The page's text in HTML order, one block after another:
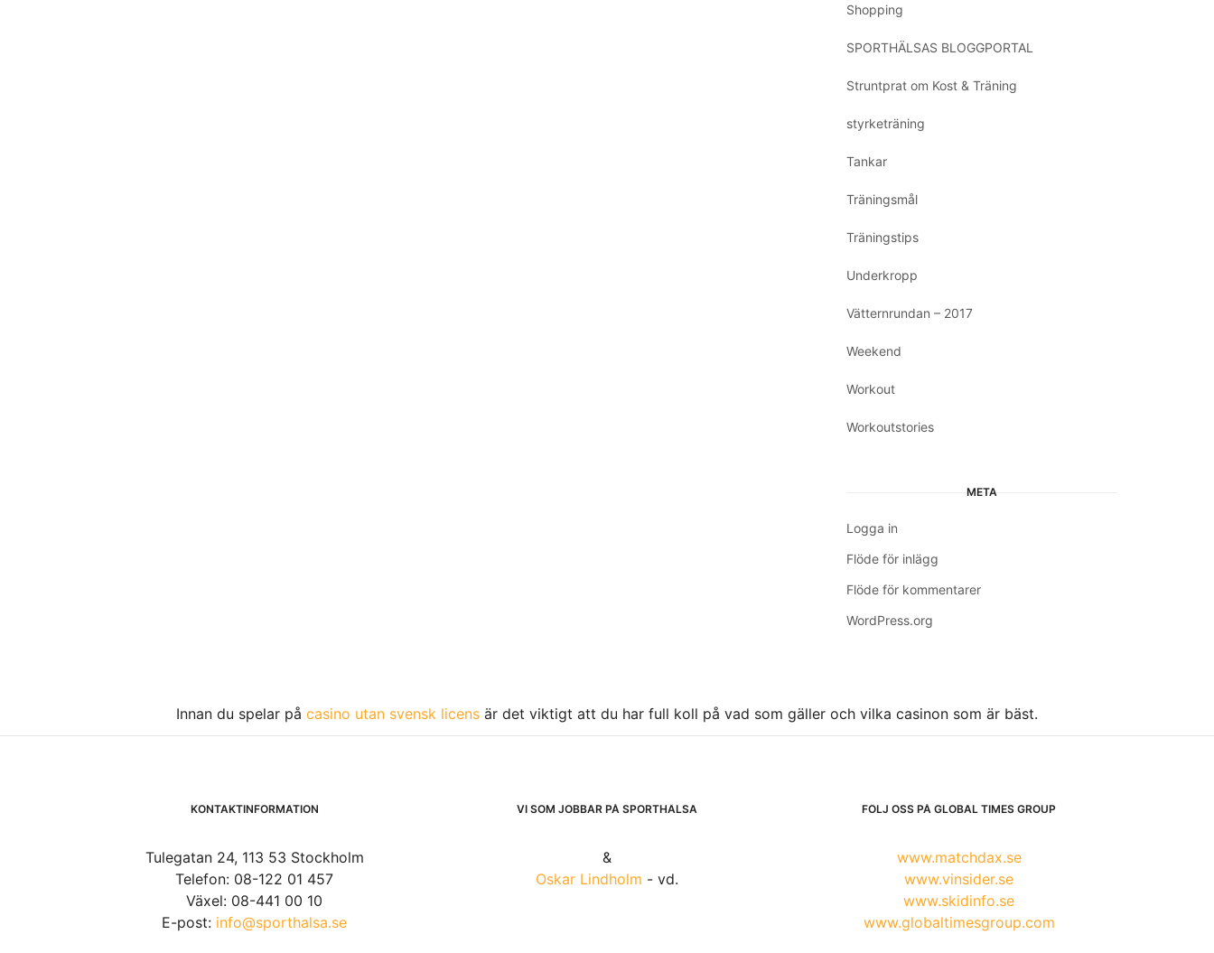
Shopping
SPORTHÄLSAS BLOGGPORTAL
Struntprat om Kost & Träning
styrketräning
Tankar
Träningsmål
Träningstips
Underkropp
Vätternrundan – 2017
Weekend
Workout
Workoutstories
META
Logga in
Flöde för inlägg
Flöde för kommentarer
WordPress.org
Innan du spelar på casino utan svensk licens är det viktigt att du har full koll på vad som gäller och vilka casinon som är bäst.
KONTAKTINFORMATION
Tulegatan 24, 113 53 Stockholm
Telefon: 08-122 01 457
Växel: 08-441 00 10
E-post: info@sporthalsa.se
VI SOM JOBBAR PÅ SPORTHÄLSA
&
Oskar Lindholm - vd.
FÖLJ OSS PÅ GLOBAL TIMES GROUP
www.matchdax.se
www.vinsider.se
www.skidinfo.se
www.globaltimesgroup.com